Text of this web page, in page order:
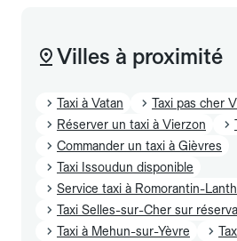
Villes à proximité
Taxi à Vatan
Taxi pas cher
Réserver un taxi à Vierzon
Commander un taxi à Gièvres
Taxi Issoudun disponible
Service taxi à Romorantin-
Taxi Selles-sur-Cher sur
Taxi à Mehun-sur-Yèvre